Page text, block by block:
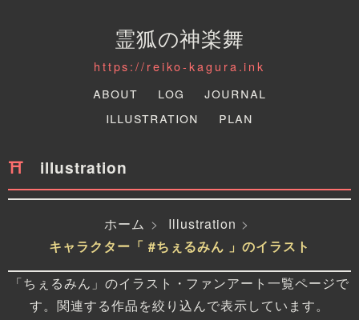
霊狐の神楽舞
https://reiko-kagura.ink
About Log
Journal
Illustration
Plan
illustration
ホーム
Illustration
キャラクター「 #ちぇるみん 」のイラスト
「ちぇるみん」のイラスト・ファンアート一覧ページで
す。関連する作品を絞り込んで表示しています。